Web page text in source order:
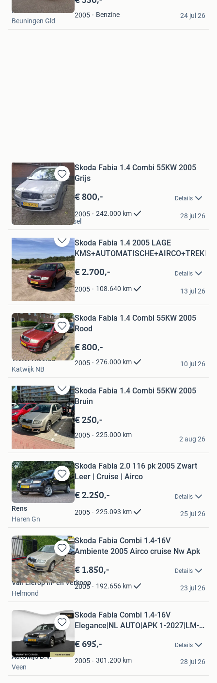
Mijn
Favorieten2005 Benzine
M.D.
Beuningen Gld
24 jul 26
Bewaren
in
Mijn
Favorieten
Skoda Fabia 1.4 Combi 55KW 2005
Grijs
€ 800,- Details
2005 242.000 km
J. Luijendijk
Krimpen aan den IJssel
28 jul 26
Bewaren
in
Mijn
Favorieten
Skoda Fabia 1.4 2005 LAGE
€ 2.700,- Details
2005 108.640 km
Jon
Eindhoven
13 jul 26
Bewaren
in
Mijn
Favorieten
Skoda Fabia 1.4 Combi 55KW 2005
Rood
€ 800,-
2005 276.000 km
Victor Nicolau
Katwijk NB
10 jul 26
Bewaren
in
Mijn
Favorieten
Skoda Fabia 1.4 Combi 55KW 2005
Bruin
€ 250,-
2005 225.000 km
Piotr Zuchewicz
Rotterdam
2 aug 26
Bewaren
in
Mijn
Favorieten
Skoda Fabia 2.0 116 pk 2005 Zwart
Leer | Cruise | Airco
€ 2.250,- Details
2005 225.093 km
Rens
Haren Gn
25 jul 26
Bewaren
in
Mijn
Favorieten
Skoda Fabia Combi 1.4-16V
Ambiente 2005 Airco cruise Nw Apk
€ 1.850,- Details
2005 192.656 km
Van Lierop In- en Verkoop
Helmond
23 jul 26
Bewaren
in
Mijn
Favorieten
Skoda Fabia Combi 1.4-16V
Elegance|NL AUTO|APK 1-2027|LM-
€ 695,- Details
2005 301.200 km
Autowijs B.V.
Veen
28 jul 26